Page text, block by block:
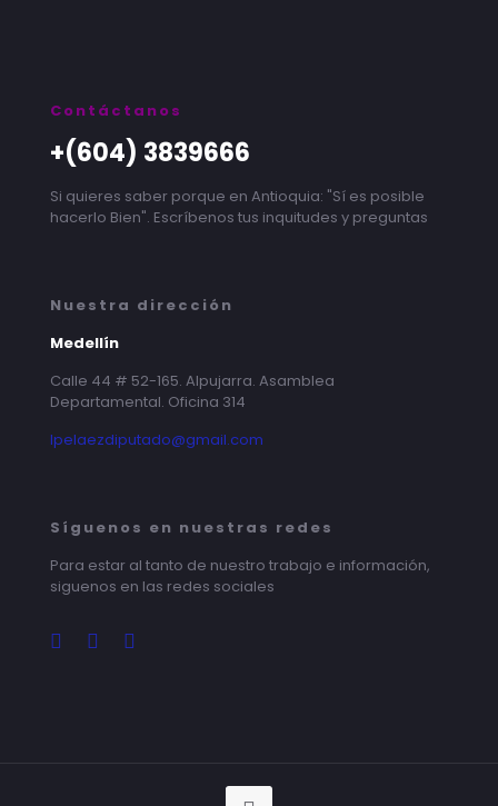
Contáctanos
+(604) 3839666
Si quieres saber porque en Antioquia: "Sí es posible
hacerlo Bien". Escríbenos tus inquitudes y preguntas
Nuestra dirección
Medellín
Calle 44 # 52-165. Alpujarra. Asamblea
Departamental. Oficina 314
lpelaezdiputado@gmail.com
Síguenos en nuestras redes
Para estar al tanto de nuestro trabajo e información,
siguenos en las redes sociales